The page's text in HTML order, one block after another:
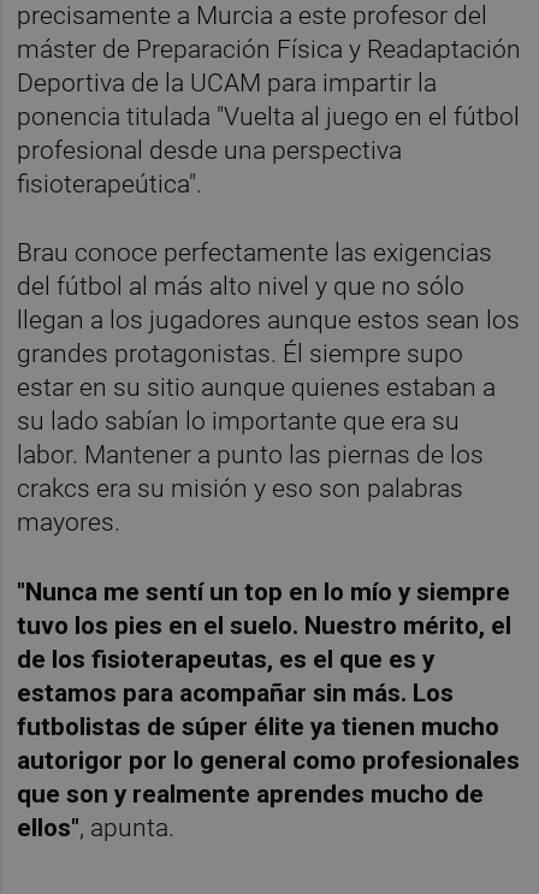
precisamente a Murcia a este profesor del
máster de Preparación Física y Readaptación
Deportiva de la UCAM para impartir la
ponencia titulada "Vuelta al juego en el fútbol
profesional desde una perspectiva
fisioterapeútica".
Brau conoce perfectamente las exigencias
del fútbol al más alto nivel y que no sólo
llegan a los jugadores aunque estos sean los
grandes protagonistas. Él siempre supo
estar en su sitio aunque quienes estaban a
su lado sabían lo importante que era su
labor. Mantener a punto las piernas de los
crakcs era su misión y eso son palabras
mayores.
"Nunca me sentí un top en lo mío y siempre
tuvo los pies en el suelo. Nuestro mérito, el
de los fisioterapeutas, es el que es y
estamos para acompañar sin más. Los
futbolistas de súper élite ya tienen mucho
autorigor por lo general como profesionales
que son y realmente aprendes mucho de
ellos", apunta.